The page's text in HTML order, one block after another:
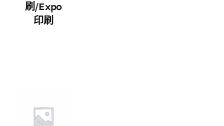
刷/expo
印刷